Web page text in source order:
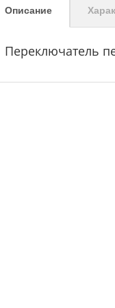
Описание
Переключатель